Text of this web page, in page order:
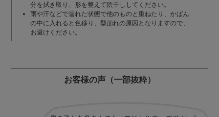
分を拭き取り、形を整えて陰干ししてください。
雨や汗などで濡れた状態で他のものと重ねたり、かばん
の中に入れると色移り、型崩れの原因となりますので、
お避けください。
お客様の声（一部抜粋）